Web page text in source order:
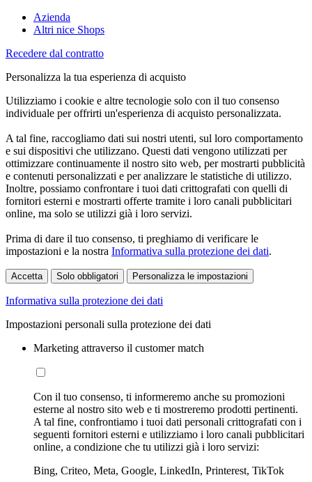
Azienda
Altri nice Shops
Recedere dal contratto
Personalizza la tua esperienza di acquisto
Utilizziamo i cookie e altre tecnologie solo con il tuo consenso
individuale per offrirti un'esperienza di acquisto personalizzata.
A tal fine, raccogliamo dati sui nostri utenti, sul loro comportamento
e sui dispositivi che utilizzano. Questi dati vengono utilizzati per
ottimizzare continuamente il nostro sito web, per mostrarti pubblicità
e contenuti personalizzati e per analizzare le statistiche di utilizzo.
Inoltre, possiamo confrontare i tuoi dati crittografati con quelli di
fornitori esterni e mostrarti offerte tramite i loro canali pubblicitari
online, ma solo se utilizzi già i loro servizi.
Prima di dare il tuo consenso, ti preghiamo di verificare le
impostazioni e la nostra Informativa sulla protezione dei dati.
Accetta Solo obbligatori Personalizza le impostazioni
Informativa sulla protezione dei dati
Impostazioni personali sulla protezione dei dati
Marketing attraverso il customer match
Con il tuo consenso, ti informeremo anche su promozioni
esterne al nostro sito web e ti mostreremo prodotti pertinenti.
A tal fine, confrontiamo i tuoi dati personali crittografati con i
seguenti fornitori esterni e utilizziamo i loro canali pubblicitari
online, a condizione che tu utilizzi già i loro servizi:
Bing, Criteo, Meta, Google, LinkedIn, Printerest, TikTok